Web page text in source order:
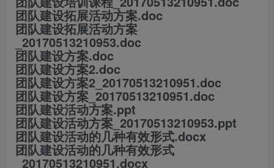
团队建设拓展活动方案.doc
团队建设拓展活动方案
_20170513210953.doc
团队建设方案.doc
团队建设方案2.doc
团队建设方案2_20170513210951.doc
团队建设方案_20170513210951.doc
团队建设活动方案.ppt
团队建设活动方案_20170513210953.ppt
团队建设活动的几种有效形式.docx
团队建设活动的几种有效形式
_20170513210951.docx